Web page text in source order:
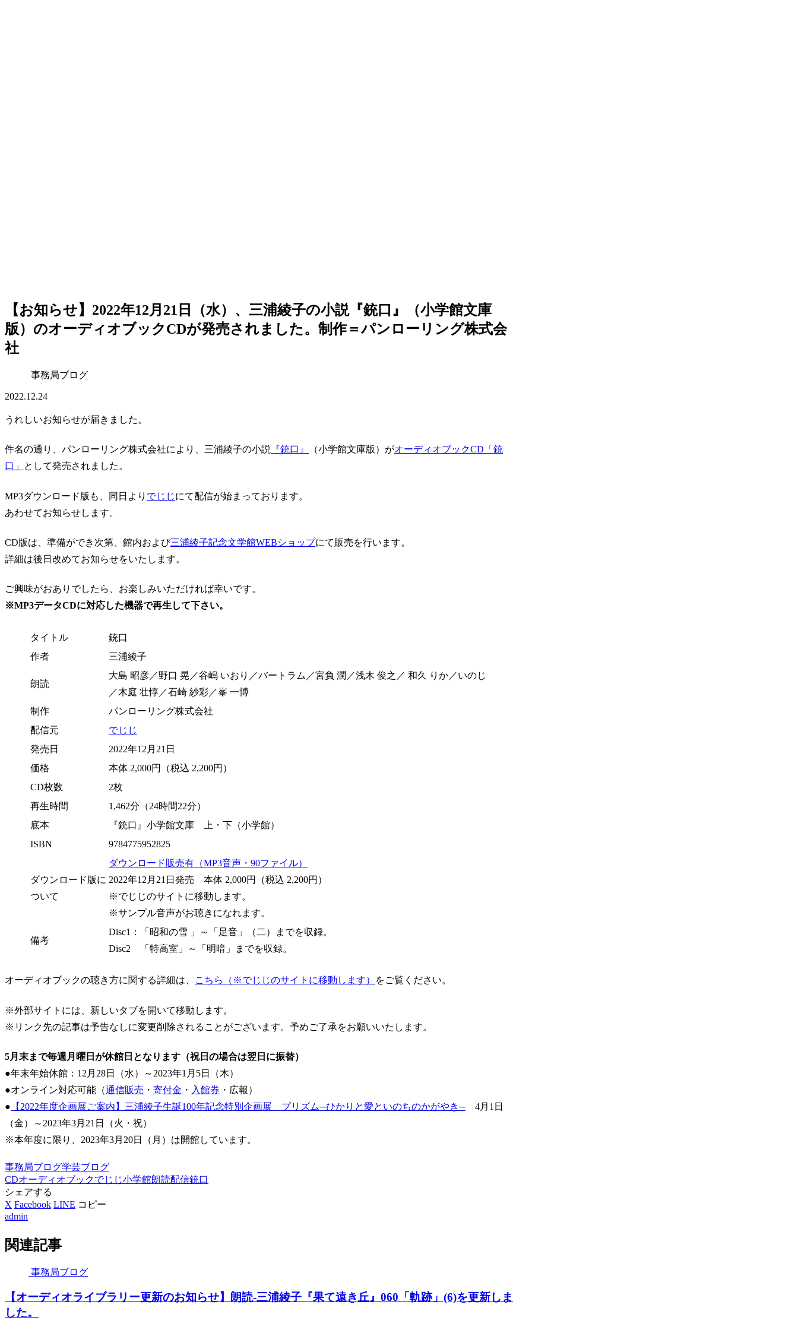
【お知らせ】2022年12月21日（水）、三浦綾子の小説『銃口』（小学館文庫
版）のオーディオブックCDが発売されました。制作＝パンローリング株式会
社
事務局ブログ
2022.12.24
うれしいお知らせが届きました。
件名の通り、パンローリング株式会社により、三浦綾子の小説 『銃口』 （小学館文庫版）がオーディオブックCD「銃
口」
として発売されました。
MP3ダウンロード版も、同日より でじじにて配信が始まっております。
あわせてお知らせします。
CD版は、準備ができ次第、館内および三浦綾子記念文学館WEBショップにて販売を行います。
詳細は後日改めてお知らせをいたします。
ご興味がおありでしたら、お楽しみいただければ幸いです。
※MP3データCDに対応した機器で再生して下さい。
タイトル
銃口
作者
三浦綾子
朗読
大島 昭彦／野口 晃／谷嶋 いおり／バートラム／宮負 潤／浅木 俊之／ 和久 りか／いのじ
／木庭 壮惇／石崎 紗彩／峯 一博
制作
パンローリング株式会社
配信元
でじじ
発売日
2022年12月21日
価格
本体 2,000円（税込 2,200円）
CD枚数
2枚
再生時間
1,462分（24時間22分）
底本
『銃口』小学館文庫 上・下（小学館）
ISBN
9784775952825
ダウンロード版に
ついて
ダウンロード販売有（MP3音声・90ファイル）
2022年12月21日発売 本体 2,000円（税込 2,200円）
※でじじのサイトに移動します。
※サンプル音声がお聴きになれます。
備考
Disc1：「昭和の雪 」～「足音」（二）までを収録。
Disc2 「特高室」～「明暗」までを収録。
オーディオブックの聴き方に関する詳細は、 こちら（※でじじのサイトに移動します） をご覧ください。
※外部サイトには、新しいタブを開いて移動します。
※リンク先の記事は予告なしに変更削除されることがございます。予めご了承をお願いいたします。
5月末まで毎週月曜日が休館日となります（祝日の場合は翌日に振替）
●年末年始休館：12月28日（水）～2023年1月5日（木）
●オンライン対応可能（通信販売 ・ 寄付金 ・ 入館券 ・広報）
● 【2022年度企画展ご案内】三浦綾子生誕100年記念特別企画展 プリズム─ひかりと愛といのちのかがやき─4月1日
（金）～2023年3月21日（火・祝）
※本年度に限り、2023年3月20日（月）は開館しています。
事務局ブログ学芸ブログ
CDオーディオブックでじじ小学館朗読配信銃口
シェアする
X Facebook LINE コピー
admin
関連記事
事務局ブログ
【オーディオライブラリー更新のお知らせ】朗読-三浦綾子『果て遠き丘』060「軌跡」(6)を更新しま
した。